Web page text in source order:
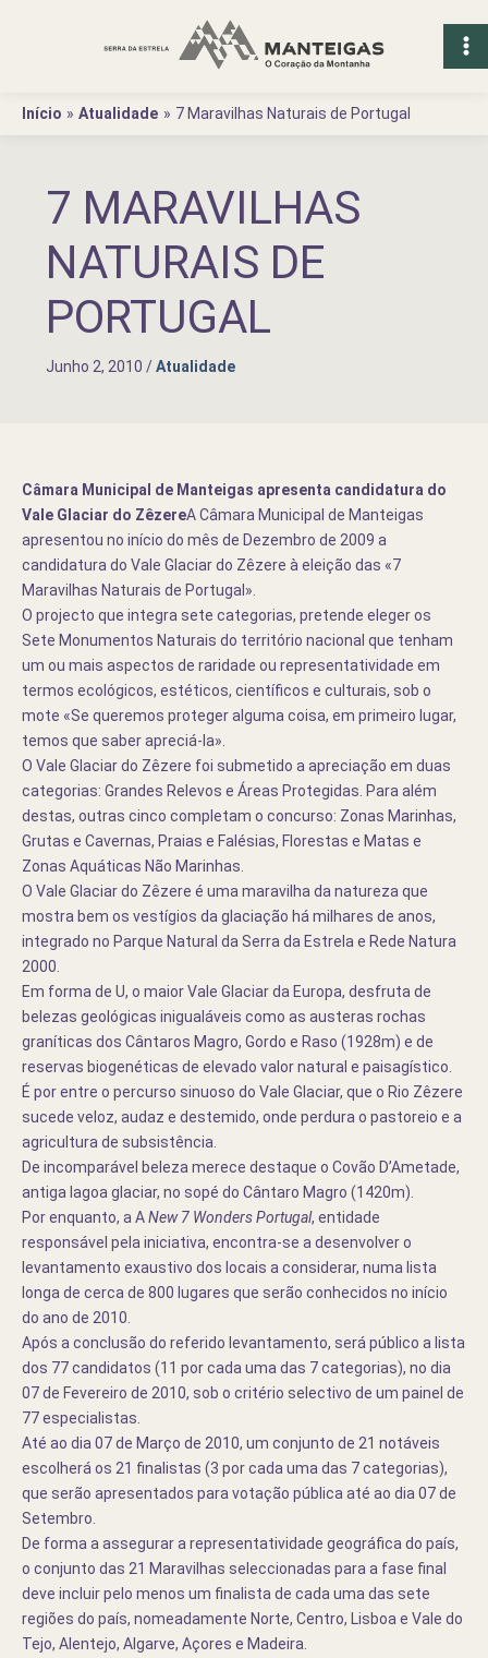
Início
Atualidade 7 Maravilhas Naturais de Portugal
7 MARAVILHAS
NATURAIS DE
PORTUGAL
Junho 2, 2010 /Atualidade
Câmara Municipal de Manteigas apresenta candidatura do
Vale Glaciar do ZêzereA Câmara Municipal de Manteigas
apresentou no início do mês de Dezembro de 2009 a
candidatura do Vale Glaciar do Zêzere à eleição das «7
Maravilhas Naturais de Portugal».
O projecto que integra sete categorias, pretende eleger os
Sete Monumentos Naturais do território nacional que tenham
um ou mais aspectos de raridade ou representatividade em
termos ecológicos, estéticos, científicos e culturais, sob o
mote «Se queremos proteger alguma coisa, em primeiro lugar,
temos que saber apreciá-la».
O Vale Glaciar do Zêzere foi submetido a apreciação em duas
categorias: Grandes Relevos e Áreas Protegidas. Para além
destas, outras cinco completam o concurso: Zonas Marinhas,
Grutas e Cavernas, Praias e Falésias, Florestas e Matas e
Zonas Aquáticas Não Marinhas.
O Vale Glaciar do Zêzere é uma maravilha da natureza que
mostra bem os vestígios da glaciação há milhares de anos,
integrado no Parque Natural da Serra da Estrela e Rede Natura
2000.
Em forma de U, o maior Vale Glaciar da Europa, desfruta de
belezas geológicas inigualáveis como as austeras rochas
graníticas dos Cântaros Magro, Gordo e Raso (1928m) e de
reservas biogenéticas de elevado valor natural e paisagístico.
É por entre o percurso sinuoso do Vale Glaciar, que o Rio Zêzere
sucede veloz, audaz e destemido, onde perdura o pastoreio e a
agricultura de subsistência.
De incomparável beleza merece destaque o Covão D’Ametade,
antiga lagoa glaciar, no sopé do Cântaro Magro (1420m).
Por enquanto, a ANew 7 Wonders Portugal, entidade
responsável pela iniciativa, encontra-se a desenvolver o
levantamento exaustivo dos locais a considerar, numa lista
longa de cerca de 800 lugares que serão conhecidos no início
do ano de 2010.
Após a conclusão do referido levantamento, será público a lista
dos 77 candidatos (11 por cada uma das 7 categorias), no dia
07 de Fevereiro de 2010, sob o critério selectivo de um painel de
77 especialistas.
Até ao dia 07 de Março de 2010, um conjunto de 21 notáveis
escolherá os 21 finalistas (3 por cada uma das 7 categorias),
que serão apresentados para votação pública até ao dia 07 de
Setembro.
De forma a assegurar a representatividade geográfica do país,
o conjunto das 21 Maravilhas seleccionadas para a fase final
deve incluir pelo menos um finalista de cada uma das sete
regiões do país, nomeadamente Norte, Centro, Lisboa e Vale do
Tejo, Alentejo, Algarve, Açores e Madeira.